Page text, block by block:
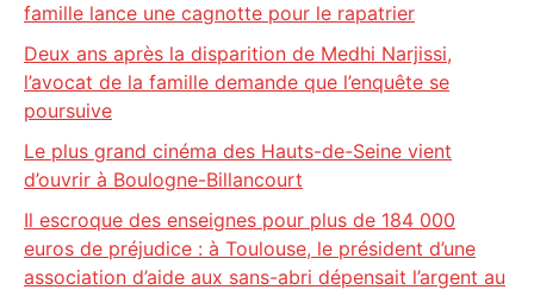
famille lance une cagnotte pour le rapatrier
Deux ans après la disparition de Medhi Narjissi,
l’avocat de la famille demande que l’enquête se
poursuive
Le plus grand cinéma des Hauts-de-Seine vient
d’ouvrir à Boulogne-Billancourt
Il escroque des enseignes pour plus de 184 000
euros de préjudice : à Toulouse, le président d’une
association d’aide aux sans-abri dépensait l’argent au